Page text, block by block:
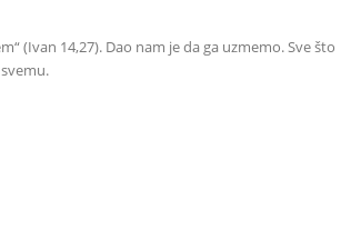
(Ivan 14,27). Dao nam je da ga uzmemo. Sve što